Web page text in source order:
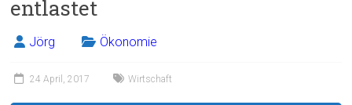
entlastet
Jörg Ökonomie
24 April, 2017 Wirtschaft